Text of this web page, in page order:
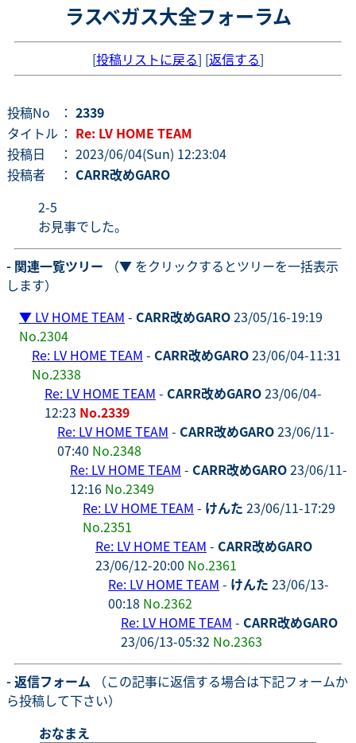
ラスベガス大全フォーラム
[投稿リストに戻る] [返信する]
投稿No ： 2339
タイトル ： Re: LV HOME TEAM
投稿日
： 2023/06/04(Sun) 12:23:04
投稿者
： CARR改めGARO
2-5
お見事でした。
- 関連一覧ツリー （▼ をクリックするとツリーを一括表示
します）
▼ LV HOME TEAM - CARR改めGARO23/05/16-19:19
No.2304
Re: LV HOME TEAM - CARR改めGARO23/06/04-11:31
No.2338
Re: LV HOME TEAM - CARR改めGARO23/06/04-
12:23 No.2339
Re: LV HOME TEAM - CARR改めGARO23/06/11-
07:40 No.2348
Re: LV HOME TEAM - CARR改めGARO23/06/11-
12:16 No.2349
Re: LV HOME TEAM - けんた 23/06/11-17:29
No.2351
Re: LV HOME TEAM - CARR改めGARO
23/06/12-20:00 No.2361
Re: LV HOME TEAM - けんた 23/06/13-
00:18 No.2362
Re: LV HOME TEAM - CARR改めGARO
23/06/13-05:32 No.2363
- 返信フォーム （この記事に返信する場合は下記フォームか
ら投稿して下さい）
おなまえ